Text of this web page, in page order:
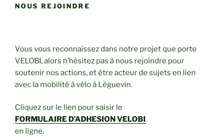
NOUS REJOINDRE
Vous vous reconnaissez dans notre projet que porte
VELOBI, alors n’hésitez pas à nous rejoindre pour
soutenir nos actions, et être acteur de sujets en lien
avec la mobilité à vélo à Léguevin.
Cliquez sur le lien pour saisir le
FORMULAIRE D’ADHESION VELOBI
en ligne.